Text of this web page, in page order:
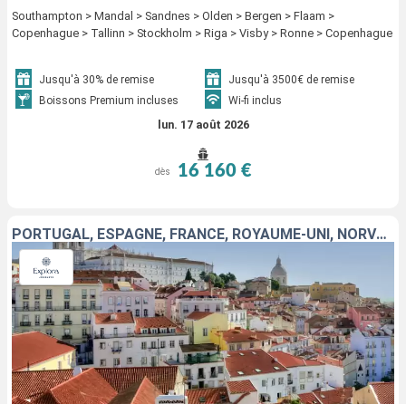
Southampton > Mandal > Sandnes > Olden > Bergen > Flaam >
Copenhague > Tallinn > Stockholm > Riga > Visby > Ronne > Copenhague
Jusqu'à 30% de remise
Jusqu'à 3500€ de remise
Boissons Premium incluses
Wi-fi inclus
lun. 17 août 2026
dès 16 160 €
PORTUGAL, ESPAGNE, FRANCE, ROYAUME-UNI, NORVÈGE, DANEMARK